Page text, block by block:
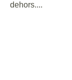
dehors....